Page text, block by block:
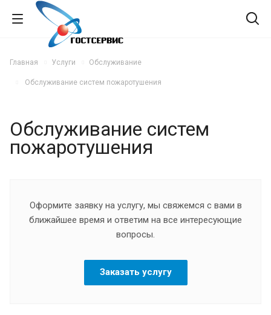
Главная Услуги Обслуживание
Обслуживание систем пожаротушения
Обслуживание систем
пожаротушения
Оформите заявку на услугу, мы свяжемся с вами в
ближайшее время и ответим на все интересующие
вопросы.
Заказать услугу